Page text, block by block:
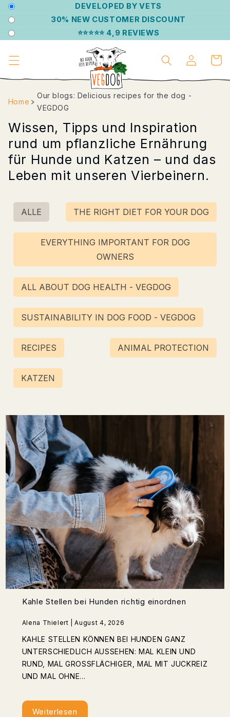
DIRECTLY
TO THE
CONTENT
DEVELOPED BY VETS
30% NEW CUSTOMER DISCOUNT
⭐⭐⭐⭐⭐ 4,9 REVIEWS
Log
in
cart
Home ﹥
Our blogs: Delicious recipes for the dog -
VEGDOG
Wissen, Tipps und Inspiration
rund um pflanzliche Ernährung
für Hunde und Katzen – und das
Leben mit unseren Vierbeinern.
ALLE THE RIGHT DIET FOR YOUR DOG
EVERYTHING IMPORTANT FOR DOG
OWNERS
ALL ABOUT DOG HEALTH - VEGDOG
SUSTAINABILITY IN DOG FOOD - VEGDOG
RECIPES ANIMAL PROTECTION
KATZEN
Kahle Stellen bei Hunden richtig einordnen
Alena Thielert | August 4, 2026
KAHLE STELLEN KÖNNEN BEI HUNDEN GANZ
UNTERSCHIEDLICH AUSSEHEN: MAL KLEIN UND
RUND, MAL GROSSFLÄCHIGER, MAL MIT JUCKREIZ U
ND MAL OHNE...
Weiterlesen